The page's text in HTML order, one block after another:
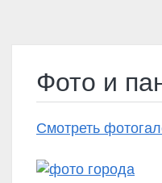
Фото и
Смотреть